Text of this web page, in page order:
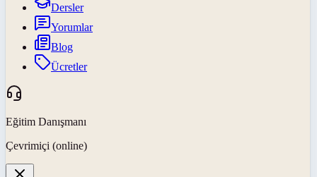
Dersler
Yorumlar
Blog
Ücretler
Eğitim Danışmanı
Çevrimiçi (online)